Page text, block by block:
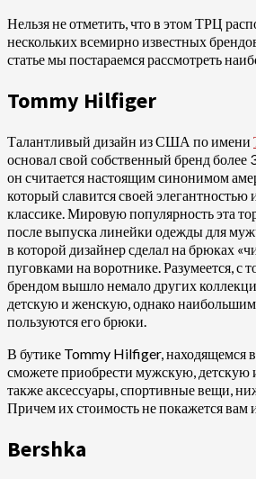
Нельзя не отметить, что в этом ТРЦ
нескольких всемирно известных
статье мы постараемся рассмотреть
Tommy Hilfiger
Талантливый дизайн из США по имени
основал свой собственный бренд более
он считается настоящим синонимом
который славится своей
классике. Мировую популярность эта
после выпуска линейки одежды для
в которой дизайнер сделал на брюках
пуговками на воротнике. Разумеется, с
брендом вышло немало других
детскую и женскую, однако
пользуются его брюки.
В бутике Tommy Hilfiger, находящемся
сможете приобрести мужскую, детскую
также аксессуары, спортивные вещи,
Причем их стоимость не покажется вам
Bershka